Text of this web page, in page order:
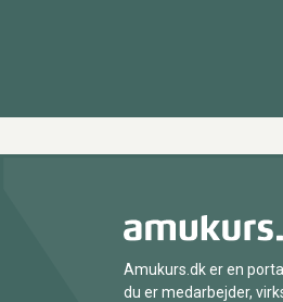
Amukurs.dk er en
du er medarbejder,